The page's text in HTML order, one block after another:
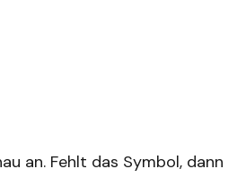
an. Fehlt das Symbol, dann